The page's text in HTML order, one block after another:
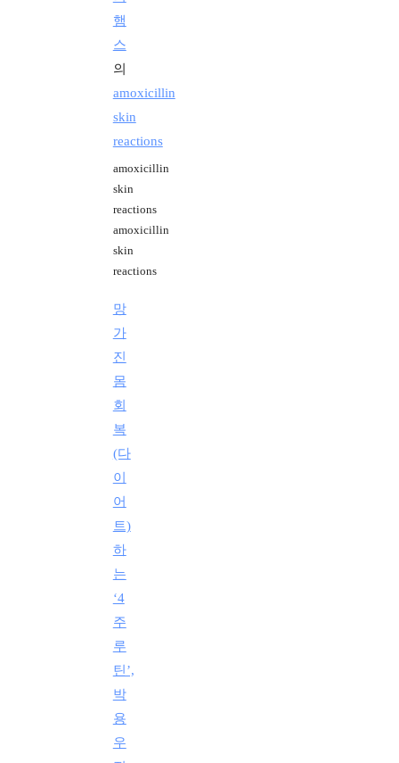
햄
스
의
amoxicillin
skin
reactions
amoxicillin
skin
reactions
amoxicillin
skin
reactions
망
가
진
몸
회
복
(다
이
어
트)
하
는
‘4
주
루
틴’,
박
용
우